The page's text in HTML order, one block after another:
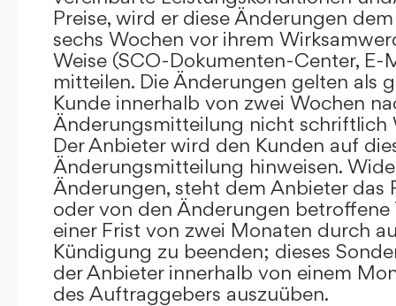
Preise, wird er diese Änderungen
sechs Wochen vor ihrem
Weise (SCO-Dokumenten-Center, E-
mitteilen. Die Änderungen gelten als
Kunde innerhalb von zwei Wochen
Änderungsmitteilung nicht schriftlich
Der Anbieter wird den Kunden auf
Änderungsmitteilung hinweisen.
Änderungen, steht dem Anbieter das
oder von den Änderungen betroffene
einer Frist von zwei Monaten durch
Kündigung zu beenden; dieses
der Anbieter innerhalb von einem
des Auftraggebers auszuüben.